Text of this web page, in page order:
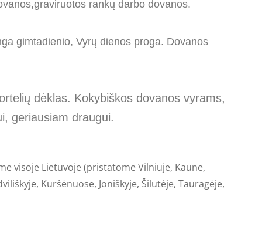
rankų darbo dovanos.
gimtadienio, Vyrų dienos proga. Dovanos
dėklas. Kokybiškos dovanos vyrams,
geriausiam draugui.
visoje Lietuvoje (pristatome Vilniuje, Kaune,
Kuršėnuose, Joniškyje, Šilutėje, Tauragėje,